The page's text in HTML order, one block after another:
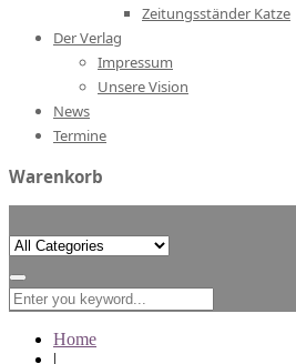
Zeitungsständer Katze
Der Verlag
Impressum
Unsere Vision
News
Termine
Warenkorb
Search
for:
Home
|